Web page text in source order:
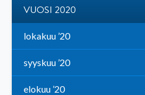
VUOSI 2020
lokakuu ’20
syyskuu ’20
elokuu ’20